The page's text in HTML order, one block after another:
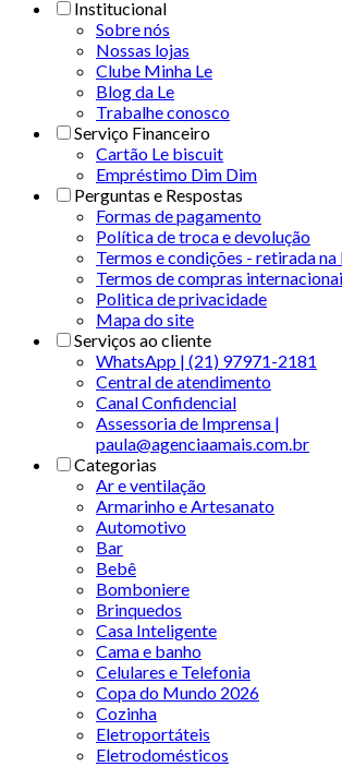
Institucional
Sobre nós
Nossas lojas
Clube Minha Le
Blog da Le
Trabalhe conosco
Serviço Financeiro
Cartão Le biscuit
Empréstimo Dim Dim
Perguntas e Respostas
Formas de pagamento
Política de troca e devolução
Termos e condições - retirada na
Termos de compras
Politica de privacidade
Mapa do site
Serviços ao cliente
WhatsApp | (21) 97971-2181
Central de atendimento
Canal Confidencial
Assessoria de Imprensa |
paula@agenciaamais.com.br
Categorias
Ar e ventilação
Armarinho e Artesanato
Automotivo
Bar
Bebê
Bomboniere
Brinquedos
Casa Inteligente
Cama e banho
Celulares e Telefonia
Copa do Mundo 2026
Cozinha
Eletroportáteis
Eletrodomésticos